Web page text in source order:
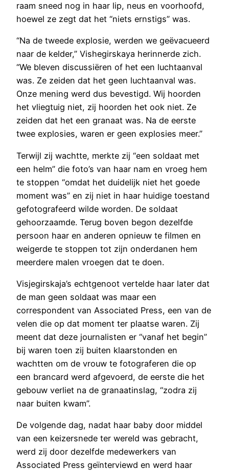
raam sneed nog in haar lip, neus en voorhoofd,
hoewel ze zegt dat het “niets ernstigs” was.
“Na de tweede explosie, werden we geëvacueerd
naar de kelder,” Vishegirskaya herinnerde zich.
“We bleven discussiëren of het een luchtaanval
was. Ze zeiden dat het geen luchtaanval was.
Onze mening werd dus bevestigd. Wij hoorden
het vliegtuig niet, zij hoorden het ook niet. Ze
zeiden dat het een granaat was. Na de eerste
twee explosies, waren er geen explosies meer.”
Terwijl zij wachtte, merkte zij “een soldaat met
een helm” die foto’s van haar nam en vroeg hem
te stoppen “omdat het duidelijk niet het goede
moment was” en zij niet in haar huidige toestand
gefotografeerd wilde worden. De soldaat
gehoorzaamde. Terug boven begon dezelfde
persoon haar en anderen opnieuw te filmen en
weigerde te stoppen tot zijn onderdanen hem
meerdere malen vroegen dat te doen.
Visjegirskaja’s echtgenoot vertelde haar later dat
de man geen soldaat was maar een
correspondent van Associated Press, een van de
velen die op dat moment ter plaatse waren. Zij
meent dat deze journalisten er “vanaf het begin”
bij waren toen zij buiten klaarstonden en
wachtten om de vrouw te fotograferen die op
een brancard werd afgevoerd, de eerste die het
gebouw verliet na de granaatinslag, “zodra zij
naar buiten kwam”.
De volgende dag, nadat haar baby door middel
van een keizersnede ter wereld was gebracht,
werd zij door dezelfde medewerkers van
Associated Press geïnterviewd en werd haar